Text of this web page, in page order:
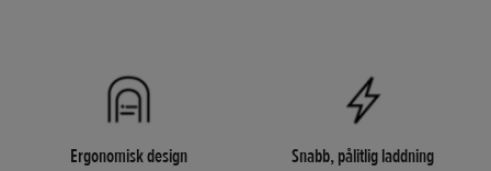
Ergonomisk design
Snabb, pålitlig laddning